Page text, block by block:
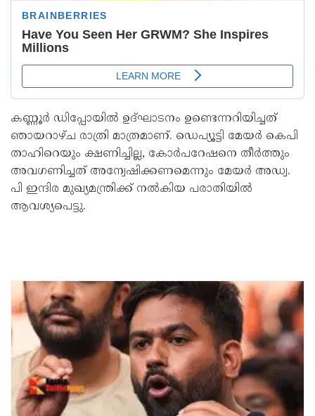
കണ്ണൂർ ഡിപ്പോയിൽ ഉദ്ഘാടനം ഉണ്ടെന്നറിയിച്ചത്
ഞായറാഴ്‌ച രാത്രി മാത്രമാണ്. ഡെപ്യൂട്ടി മേയർ കെപി
താഹിറെയും ക്ഷണിച്ചില്ല, കോർപറേഷനെ തീർത്തും
അവഗണിച്ചത് അന്വേഷിക്കണമെന്നും മേയർ അഡ്വ.
പി ഇന്ദിര മുഖ്യമന്ത്രിക്ക് നൽകിയ പരാതിയിൽ
ആവശ്യപെട്ടു.